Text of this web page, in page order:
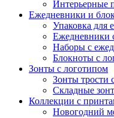
Интерьерные
Ежедневники и
Упаковка для
Ежедневники
Наборы с
Блокноты с
Зонты с логотипом
Зонты трости
Складные
Коллекции с
Новогодний